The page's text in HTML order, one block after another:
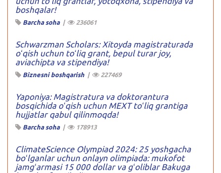
boshqalar!
Barcha soha| 236061
Schwarzman Scholars: Xitoyda magistraturada
oʻqish uchun toʻliq grant, bepul turar joy,
aviachipta va stipendiya!
Biznesni boshqarish | 227469
Yaponiya: Magistratura va doktorantura
bosqichida oʻqish uchun MEXT toʻliq grantiga
hujjatlar qabul qilinmoqda!
Barcha soha| 178913
ClimateScience Olympiad 2024: 25 yoshgacha
boʻlganlar uchun onlayn olimpiada: mukofot
jamgʻarmasi 15 000 dollar va gʻoliblar Bakuga